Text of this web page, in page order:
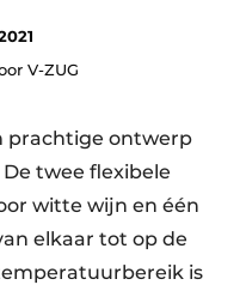
V-ZUG
prachtige ontwerp
twee flexibele
witte wijn en één
elkaar tot op de
is